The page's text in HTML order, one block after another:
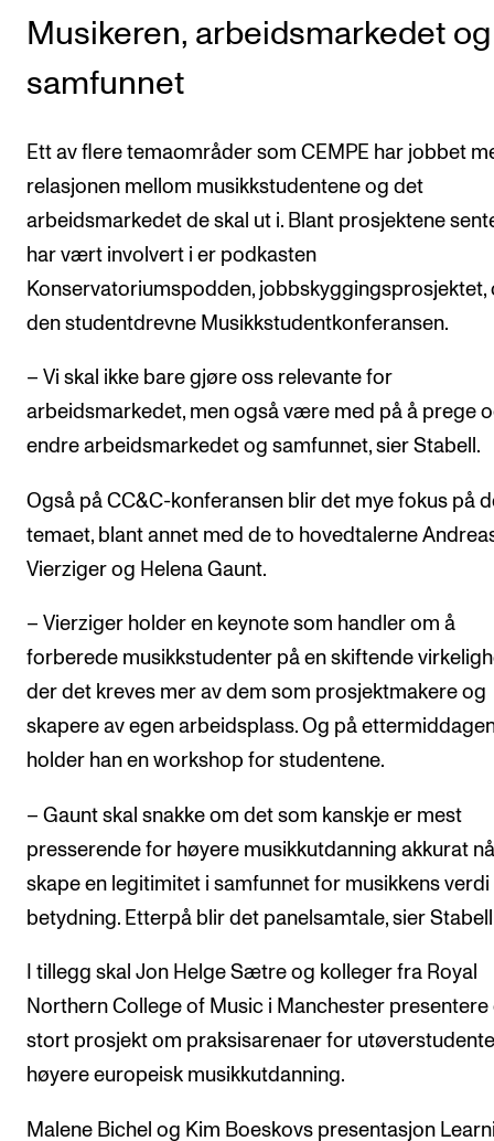
Musikeren, arbeidsmarkedet og
samfunnet
Ett av flere temaområder som CEMPE har jobbet
relasjonen mellom musikkstudentene og det
arbeidsmarkedet de skal ut i. Blant prosjektene
har vært involvert i er podkasten
Konservatoriumspodden, jobbskyggingsprosjektet,
den studentdrevne Musikkstudentkonferansen.
– Vi skal ikke bare gjøre oss relevante for
arbeidsmarkedet, men også være med på å prege
endre arbeidsmarkedet og samfunnet, sier Stabell.
Også på CC&C-konferansen blir det mye fokus på
temaet, blant annet med de to hovedtalerne
Vierziger og Helena Gaunt.
– Vierziger holder en keynote som handler om å
forberede musikkstudenter på en skiftende
der det kreves mer av dem som prosjektmakere og
skapere av egen arbeidsplass. Og på
holder han en workshop for studentene.
– Gaunt skal snakke om det som kanskje er mest
presserende for høyere musikkutdanning akkurat
skape en legitimitet i samfunnet for musikkens verdi
betydning. Etterpå blir det panelsamtale, sier
I tillegg skal Jon Helge Sætre og kolleger fra Royal
Northern College of Music i Manchester presentere
stort prosjekt om praksisarenaer for
høyere europeisk musikkutdanning.
Malene Bichel og Kim Boeskovs presentasjon